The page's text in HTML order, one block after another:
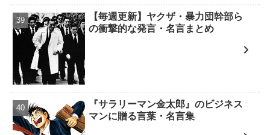
【毎週更新】ヤクザ・暴力団幹部ら
の衝撃的な発言・名言まとめ
『サラリーマン金太郎』のビジネス
マンに贈る言葉・名言集